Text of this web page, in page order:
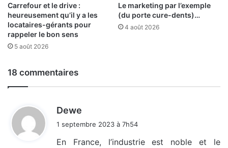
Carrefour et le drive :
heureusement qu’il y a les
locataires-gérants pour
rappeler le bon sens
5 août 2026
Le marketing par l’exemple
(du porte cure-dents)…
4 août 2026
18 commentaires
Dewe
1 septembre 2023 à 7h54
En France, l’industrie est noble et le